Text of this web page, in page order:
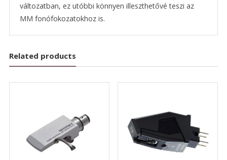
változatban, ez utóbbi könnyen illeszthetővé teszi az
MM fonófokozatokhoz is.
Related products